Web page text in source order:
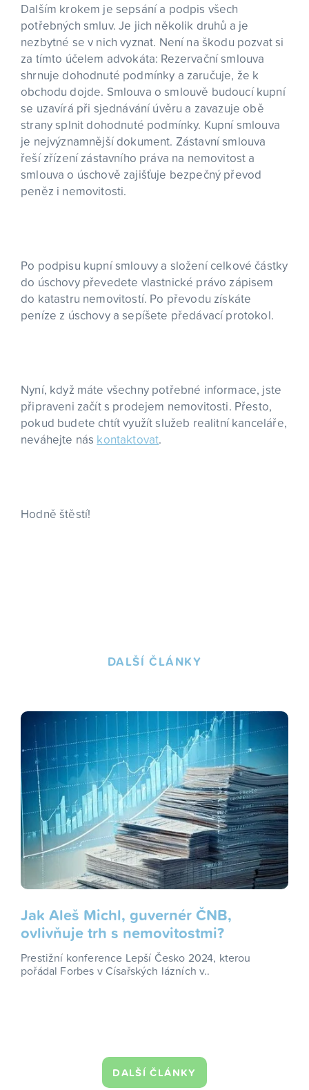
Dalším krokem je sepsání a podpis všech
potřebných smluv. Je jich několik druhů a je
nezbytné se v nich vyznat. Není na škodu pozvat si
za tímto účelem advokáta: Rezervační smlouva
shrnuje dohodnuté podmínky a zaručuje, že k
obchodu dojde. Smlouva o smlouvě budoucí kupní
se uzavírá při sjednávání úvěru a zavazuje obě
strany splnit dohodnuté podmínky. Kupní smlouva
je nejvýznamnější dokument. Zástavní smlouva
řeší zřízení zástavního práva na nemovitost a
smlouva o úschově zajišťuje bezpečný převod
peněz i nemovitosti.
Po podpisu kupní smlouvy a složení celkové částky
do úschovy převedete vlastnické právo zápisem
do katastru nemovitostí. Po převodu získáte
peníze z úschovy a sepíšete předávací protokol.
Nyní, když máte všechny potřebné informace, jste
připraveni začít s prodejem nemovitosti. Přesto,
pokud budete chtít využít služeb realitní kanceláře,
neváhejte nás kontaktovat.
Hodně štěstí!
DALŠÍ ČLÁNKY
Jak Aleš Michl, guvernér ČNB,
ovlivňuje trh s nemovitostmi?
Prestižní konference Lepší Česko 2024, kterou
pořádal Forbes v Císařských lázních v..
DALŠÍ ČLÁNKY